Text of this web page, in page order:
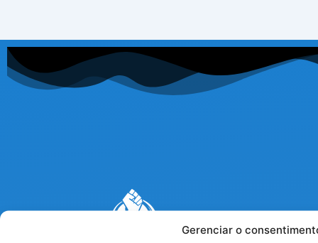
Gerenciar o